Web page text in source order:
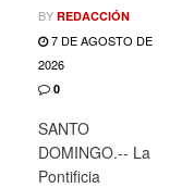
BY REDACCIÓN
7 DE AGOSTO DE
2026
0
SANTO
DOMINGO.-- La
Pontificia